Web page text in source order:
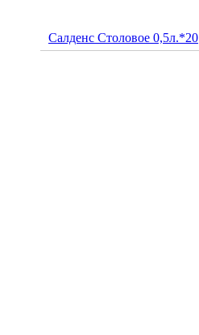
Салденс Столовое 0,5л.*20